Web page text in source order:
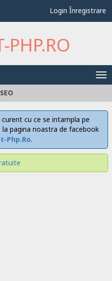
Login Înregistrare
PHP.RO
curent cu ce se intampla pe
la pagina noastra de facebook
Php.Ro.